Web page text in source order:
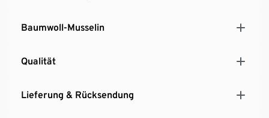
Baumwoll-Musselin
Qualität
Lieferung & Rücksendung